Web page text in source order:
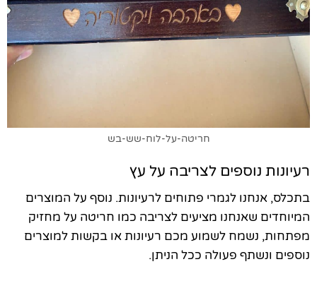
חריטה-על-לוח-שש-בש
רעיונות נוספים לצריבה על עץ
בתכלס, אנחנו לגמרי פתוחים לרעיונות. נוסף על המוצרים
המיוחדים שאנחנו מציעים לצריבה כמו חריטה על מחזיק
מפתחות, נשמח לשמוע מכם רעיונות או בקשות למוצרים
נוספים ונשתף פעולה ככל הניתן.